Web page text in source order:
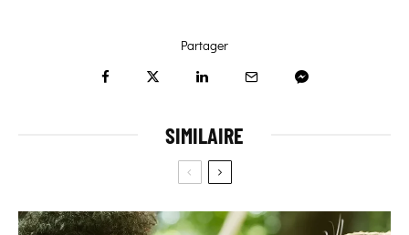
Partager
SIMILAIRE